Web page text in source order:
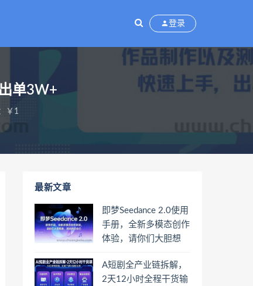
登录
单3W+
￥1
最新文章
即梦Seedance 2.0使用
手册，全新多模态创作
体验，请你们大胆想
A短剧全产业链拆解，
2天12小时全程干货输